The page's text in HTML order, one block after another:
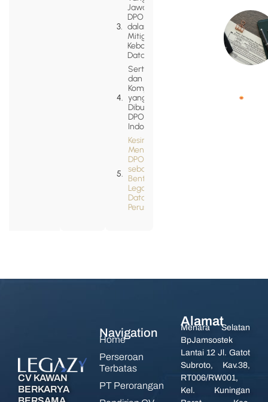
Jawab
DPO
dalam
Mitigasi
Kebocoran
Data
Sertifikasi
dan
Kompetensi
yang
Dibutuhkan
DPO di
Indonesia
Kesimpulan:
Menunjuk
DPO
sebagai
Benteng
Legalitas
Data
Perusahaan
CV KAWAN
BERKARYA
Navigation
Home
Perseroan
Terbatas
PT Perorangan
Alamat
Menara Selatan
BpJamsostek
Lantai 12 Jl. Gatot
Subroto, Kav.38,
RT006/RW001,
Kel. Kuningan